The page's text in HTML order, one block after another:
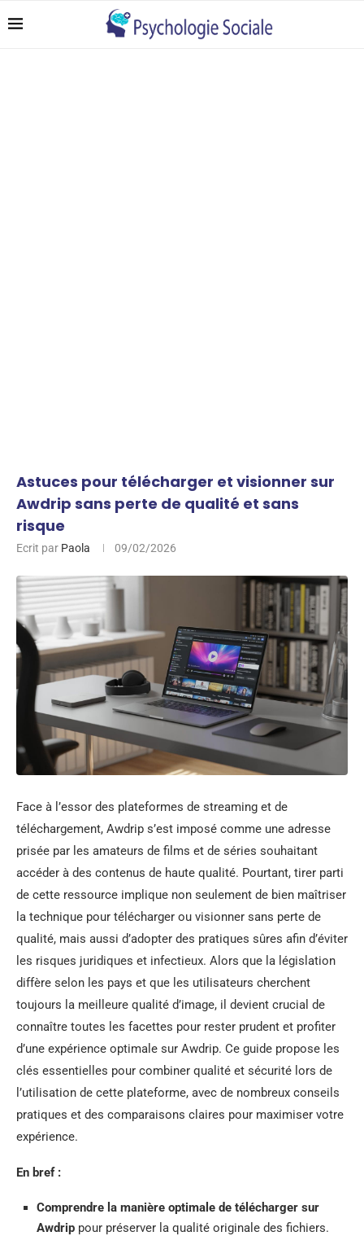
Astuces pour télécharger et visionner sur
Awdrip sans perte de qualité et sans
risque
Ecrit par Paola 09/02/2026
Face à l’essor des plateformes de streaming et de
téléchargement, Awdrip s’est imposé comme une adresse
prisée par les amateurs de films et de séries souhaitant
accéder à des contenus de haute qualité. Pourtant, tirer parti
de cette ressource implique non seulement de bien maîtriser
la technique pour télécharger ou visionner sans perte de
qualité, mais aussi d’adopter des pratiques sûres afin d’éviter
les risques juridiques et infectieux. Alors que la législation
diffère selon les pays et que les utilisateurs cherchent
toujours la meilleure qualité d’image, il devient crucial de
connaître toutes les facettes pour rester prudent et profiter
d’une expérience optimale sur Awdrip. Ce guide propose les
clés essentielles pour combiner qualité et sécurité lors de
l’utilisation de cette plateforme, avec de nombreux conseils
pratiques et des comparaisons claires pour maximiser votre
expérience.
En bref :
Comprendre la manière optimale de télécharger sur
Awdrip pour préserver la qualité originale des fichiers.